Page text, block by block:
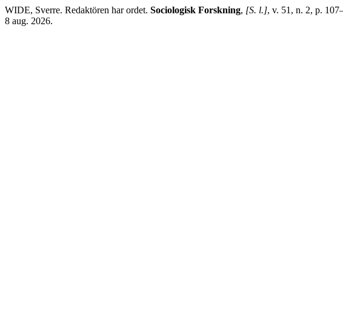
WIDE, Sverre. Redaktören har ordet. Sociologisk Forskning, [S. l.], v. 51, n. 2, p.
8 aug. 2026.